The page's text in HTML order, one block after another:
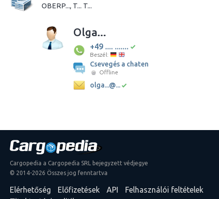
OBERP..., T... T...
Olga...
+49 .... .......
Beszél:
Csevegés a chaten
Offline
olga...@...
Cargopedia a Cargopedia SRL bejegyzett védjegye
© 2014-2026 Összes jog fenntartva
Elérhetőség Előfizetések API
Felhasználói feltételek